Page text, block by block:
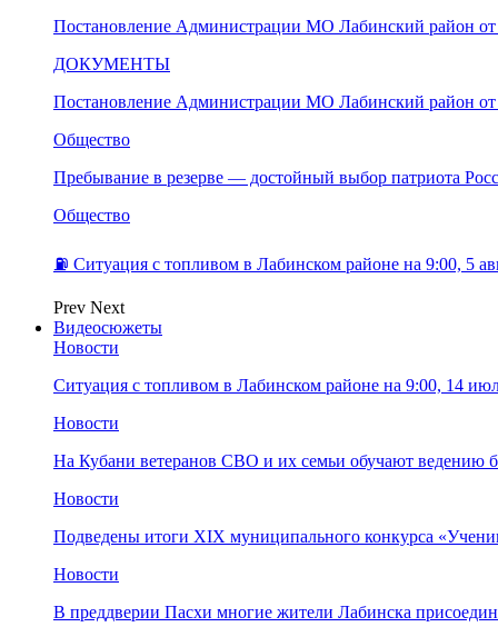
Постановление Администрации МО Лабинский район
ДОКУМЕНТЫ
Постановление Администрации МО Лабинский район
Общество
Пребывание в резерве — достойный выбор патриота
Общество
⛽️ Ситуация с топливом в Лабинском районе на 9:00, 5
Prev Next
Видеосюжеты
Новости
Ситуация с топливом в Лабинском районе на 9:00, 14
Новости
На Кубани ветеранов СВО и их семьи обучают ведению
Новости
Подведены итоги XIX муниципального конкурса
Новости
В преддверии Пасхи многие жители Лабинска